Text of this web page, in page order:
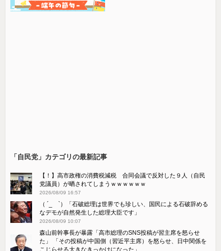
「自民党」カテゴリの最新記事
【！】高市政権の消費税減税 合同会議で反対した９人（自民
党議員）が晒されてしまうｗｗｗｗｗｗ
2026/08/09 16:57
（ ´_ゝ`）「石破総理は世界でも珍しい、国民による石破辞める
なデモが自然発生した総理大臣です」
2026/08/09 10:07
森山前幹事長が暴露「高市総理のSNS投稿が習主席を怒らせ
た」 「その投稿が中国側（習近平主席）を怒らせ、日中関係を
こじらせる大きなきっかけになった」